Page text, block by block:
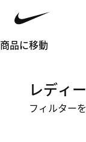
商品に移動
レディ
フィルター